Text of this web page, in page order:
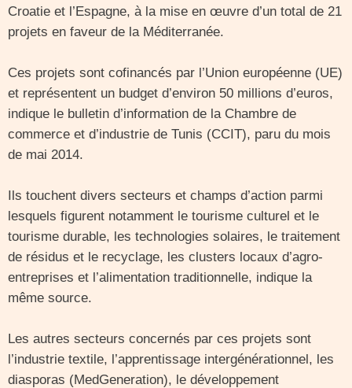
Croatie et l’Espagne, à la mise en œuvre d’un total de 21
projets en faveur de la Méditerranée.
Ces projets sont cofinancés par l’Union européenne (UE)
et représentent un budget d’environ 50 millions d’euros,
indique le bulletin d’information de la Chambre de
commerce et d’industrie de Tunis (CCIT), paru du mois
de mai 2014.
Ils touchent divers secteurs et champs d’action parmi
lesquels figurent notamment le tourisme culturel et le
tourisme durable, les technologies solaires, le traitement
de résidus et le recyclage, les clusters locaux d’agro-
entreprises et l’alimentation traditionnelle, indique la
même source.
Les autres secteurs concernés par ces projets sont
l’industrie textile, l’apprentissage intergénérationnel, les
diasporas (MedGeneration), le développement